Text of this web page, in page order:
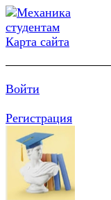
Карта сайта
Войти
Регистрация